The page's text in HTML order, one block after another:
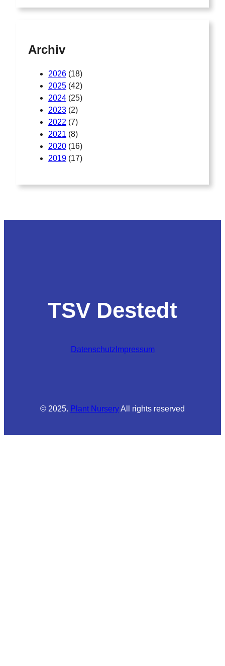
Archiv
2026 (18)
2025 (42)
2024 (25)
2023 (2)
2022 (7)
2021 (8)
2020 (16)
2019 (17)
TSV Destedt
Datenschutz Impressum
© 2025. Plant NurseryAll rights reserved